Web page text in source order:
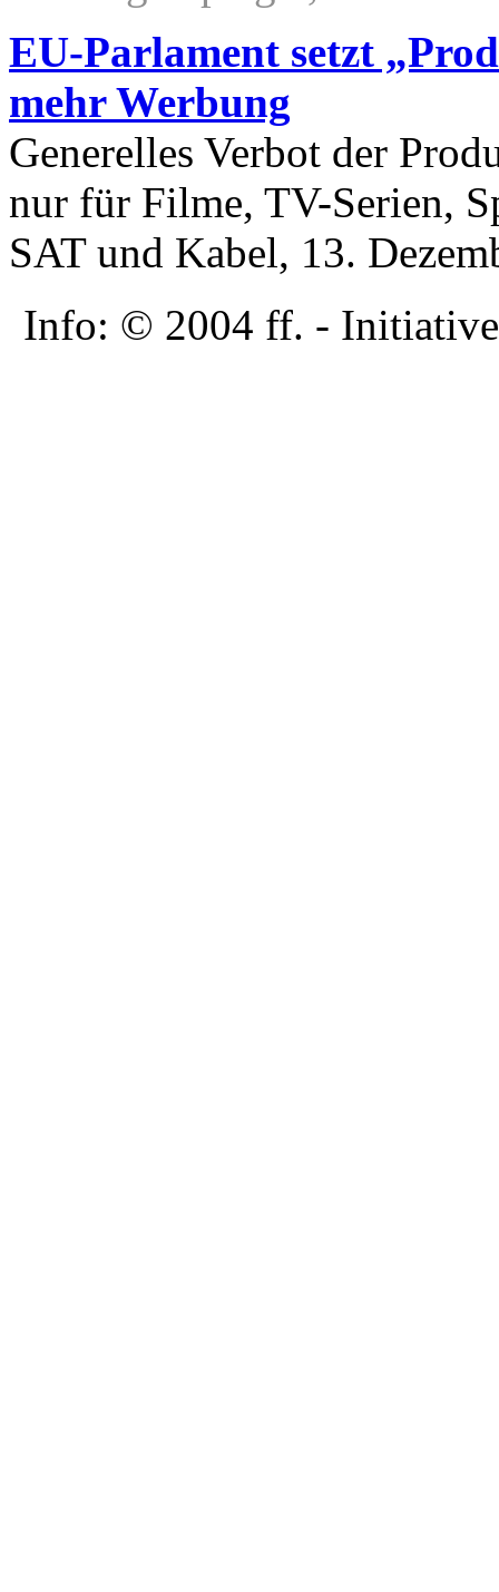
EU-Parlament setzt
mehr Werbung
Generelles Verbot der
nur für Filme, TV-Serien,
SAT und Kabel, 13.
Info: © 2004 ff. -